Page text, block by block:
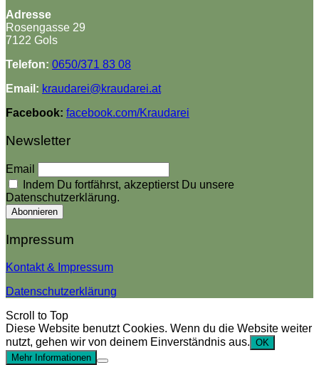
Adresse
Rosengasse 29
7122 Gols
Telefon: 0650/371 83 08
Email: kraudarei@kraudarei.at
Facebook: facebook.com/Kraudarei
Newsletter
Email
Indem Du fortfährst, akzeptierst Du unsere
Datenschutzerklärung.
Impressum
Kontakt & Impressum
Datenschutzerklärung
Scroll to Top
Diese Website benutzt Cookies. Wenn du die Website weiter
nutzt, gehen wir von deinem Einverständnis aus. OK
Mehr Informationen